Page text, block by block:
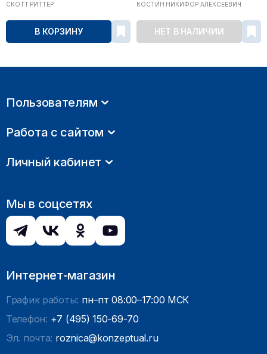
СКОТТ РИТТЕР
В КОРЗИНУ
КОСТИН НИКИФОР АЛЕКСЕЕВИЧ
НЕТ В НАЛИЧИИ
Пользователям
Работа с сайтом
Личный кабинет
Мы в соцсетях
Интернет-магазин
График работы: пн–пт 08:00–17:00 МСК
Телефон: +7 (495) 150-69-70
Эл. почта: roznica@konzeptual.ru